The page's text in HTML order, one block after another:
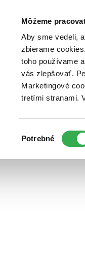
Môžeme
Aby sme vedeli,
zbierame
toho používame
vás zlepšovať.
Marketingové
tretími stranami.
súhlasu
Potrebné
Poukážky